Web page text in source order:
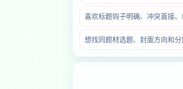
喜欢标题钩子明确、冲突直接、
想找同题材选题、封面方向和分